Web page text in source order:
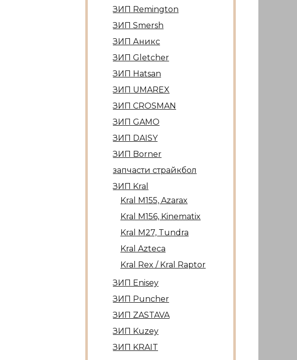
ЗИП Remington
ЗИП Smersh
ЗИП Аникс
ЗИП Gletcher
ЗИП Hatsan
ЗИП UMAREX
ЗИП CROSMAN
ЗИП GAMO
ЗИП DAISY
ЗИП Borner
запчасти страйкбол
ЗИП Kral
Kral М155, Azarax
Kral М156, Kinematix
Kral М27, Tundra
Kral Azteca
Kral Rex / Kral Raptor
ЗИП Enisey
ЗИП Puncher
ЗИП ZASTAVA
ЗИП Kuzey
ЗИП KRAIT